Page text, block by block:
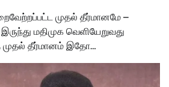
முதல் தீர்மானமே –
மதிமுக வெளியேறுவது
முதல் தீர்மானம் இதோ…